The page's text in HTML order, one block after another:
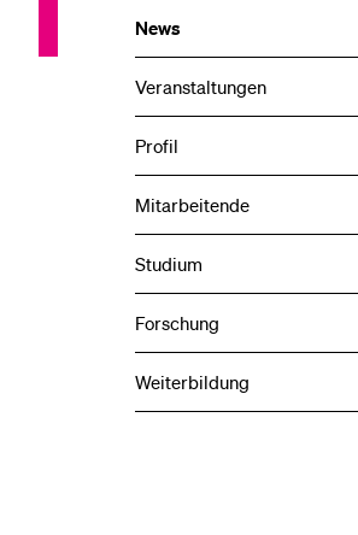
News
Veranstaltungen
Profil
Mitarbeitende
Studium
Forschung
Weiterbildung